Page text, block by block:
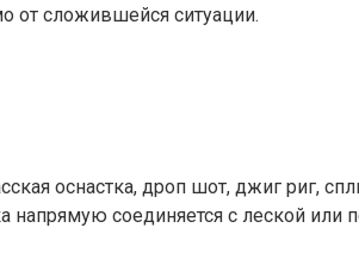
от сложившейся ситуации.
оснастка, дроп шот, джиг риг,
соединяется с леской